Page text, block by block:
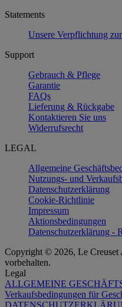
Statements
Unsere Verpflichtung
Support
Gebrauch & Pflege
Garantie
FAQs
Lieferung & Rückgabe
Kontaktieren Sie uns
Widerrufsrecht
LEGAL
Allgemeine
Nutzungs- und
Datenschutzerklärung
Cookie-Richtlinie
Impressum
Aktionsbedingungen
Datenschutzerklärung -
Copyright © 2026, Le
vorbehalten.
Legal
ALLGEMEINE
Verkaufsbedingungen für